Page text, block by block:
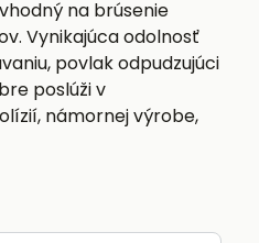
na brúsenie
Vynikajúca odolnosť
povlak odpudzujúci
poslúži v
námornej výrobe,